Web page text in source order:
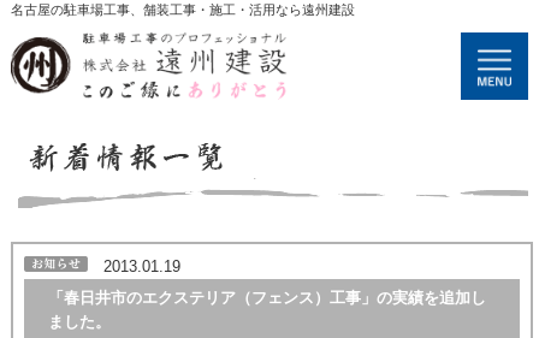
名古屋の駐車場工事、舗装工事・施工・活用なら遠州建設
2013.01.19
「春日井市のエクステリア（フェンス）工事」の実績を追加し
ました。